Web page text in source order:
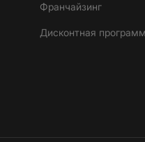
Франчайзинг
Дисконтная